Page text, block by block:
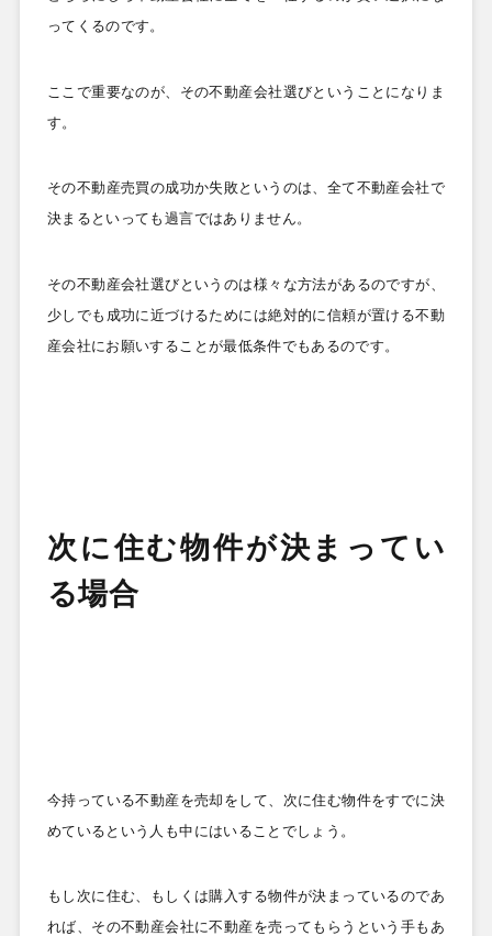
ってくるのです。
ここで重要なのが、その不動産会社選びということになりま
す。
その不動産売買の成功か失敗というのは、全て不動産会社で
決まるといっても過言ではありません。
その不動産会社選びというのは様々な方法があるのですが、
少しでも成功に近づけるためには絶対的に信頼が置ける不動
産会社にお願いすることが最低条件でもあるのです。
次に住む物件が決まってい
る場合
今持っている不動産を売却をして、次に住む物件をすでに決
めているという人も中にはいることでしょう。
もし次に住む、もしくは購入する物件が決まっているのであ
れば、その不動産会社に不動産を売ってもらうという手もあ